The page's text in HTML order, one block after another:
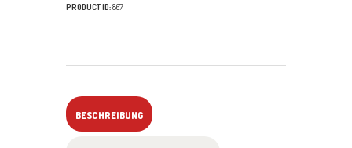
PRODUCT ID:867
BESCHREIBUNG